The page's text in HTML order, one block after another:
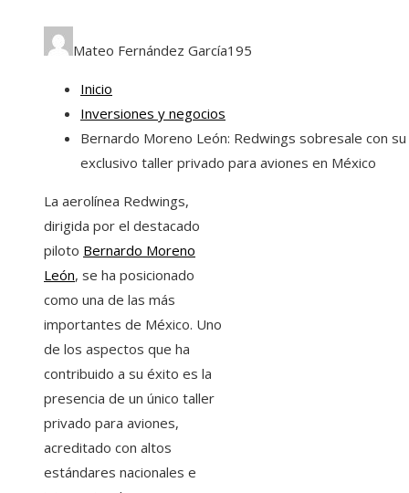
Mateo Fernández García195
Inicio
Inversiones y negocios
Bernardo Moreno León: Redwings sobresale con su
exclusivo taller privado para aviones en México
La aerolínea Redwings,
dirigida por el destacado
piloto Bernardo Moreno
León, se ha posicionado
como una de las más
importantes de México. Uno
de los aspectos que ha
contribuido a su éxito es la
presencia de un único taller
privado para aviones,
acreditado con altos
estándares nacionales e